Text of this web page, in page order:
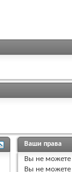
Ваши права
Вы не можете
Вы не можете